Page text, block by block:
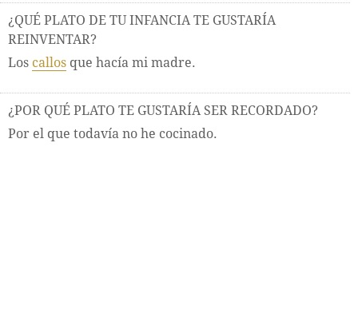
¿QUÉ PLATO DE TU INFANCIA TE GUSTARÍA
REINVENTAR?
Los callos que hacía mi madre.
¿POR QUÉ PLATO TE GUSTARÍA SER RECORDADO?
Por el que todavía no he cocinado.